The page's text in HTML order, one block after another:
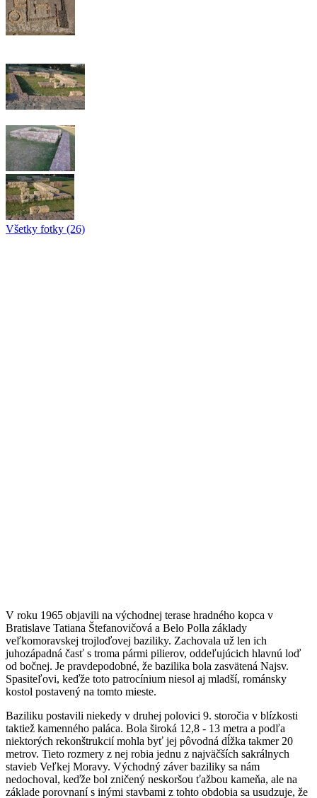
Všetky fotky (26)
V roku 1965 objavili na východnej terase hradného kopca v
Bratislave Tatiana Štefanovičová a Belo Polla základy
veľkomoravskej trojloďovej baziliky. Zachovala už len ich
juhozápadná časť s troma pármi pilierov, oddeľujúcich hlavnú loď
od bočnej. Je pravdepodobné, že bazilika bola zasvätená Najsv.
Spasiteľovi, keďže toto patrocínium niesol aj mladší, románsky
kostol postavený na tomto mieste.
Baziliku postavili niekedy v druhej polovici 9. storočia v blízkosti
taktiež kamenného paláca. Bola široká 12,8 - 13 metra a podľa
niektorých rekonštrukcií mohla byť jej pôvodná dĺžka takmer 20
metrov. Tieto rozmery z nej robia jednu z najväčších sakrálnych
stavieb Veľkej Moravy. Východný záver baziliky sa nám
nedochoval, keďže bol zničený neskoršou ťažbou kameňa, ale na
základe porovnaní s inými stavbami z tohto obdobia sa usudzuje, že